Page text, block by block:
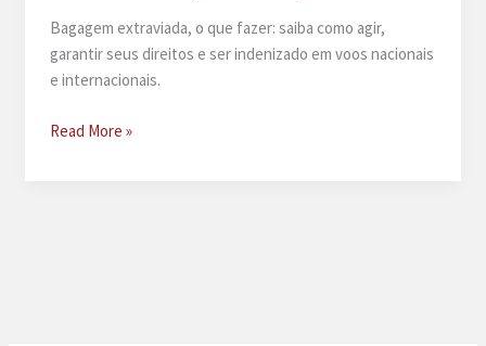
Bagagem extraviada, o que fazer: saiba como agir,
garantir seus direitos e ser indenizado em voos nacionais
e internacionais.
Liberdade
Read More »